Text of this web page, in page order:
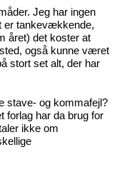
Jeg har ingen
er tankevækkende,
året) det koster at
også kunne været
stort set alt, der har
stave- og kommafejl?
forlag har da brug for
ikke om